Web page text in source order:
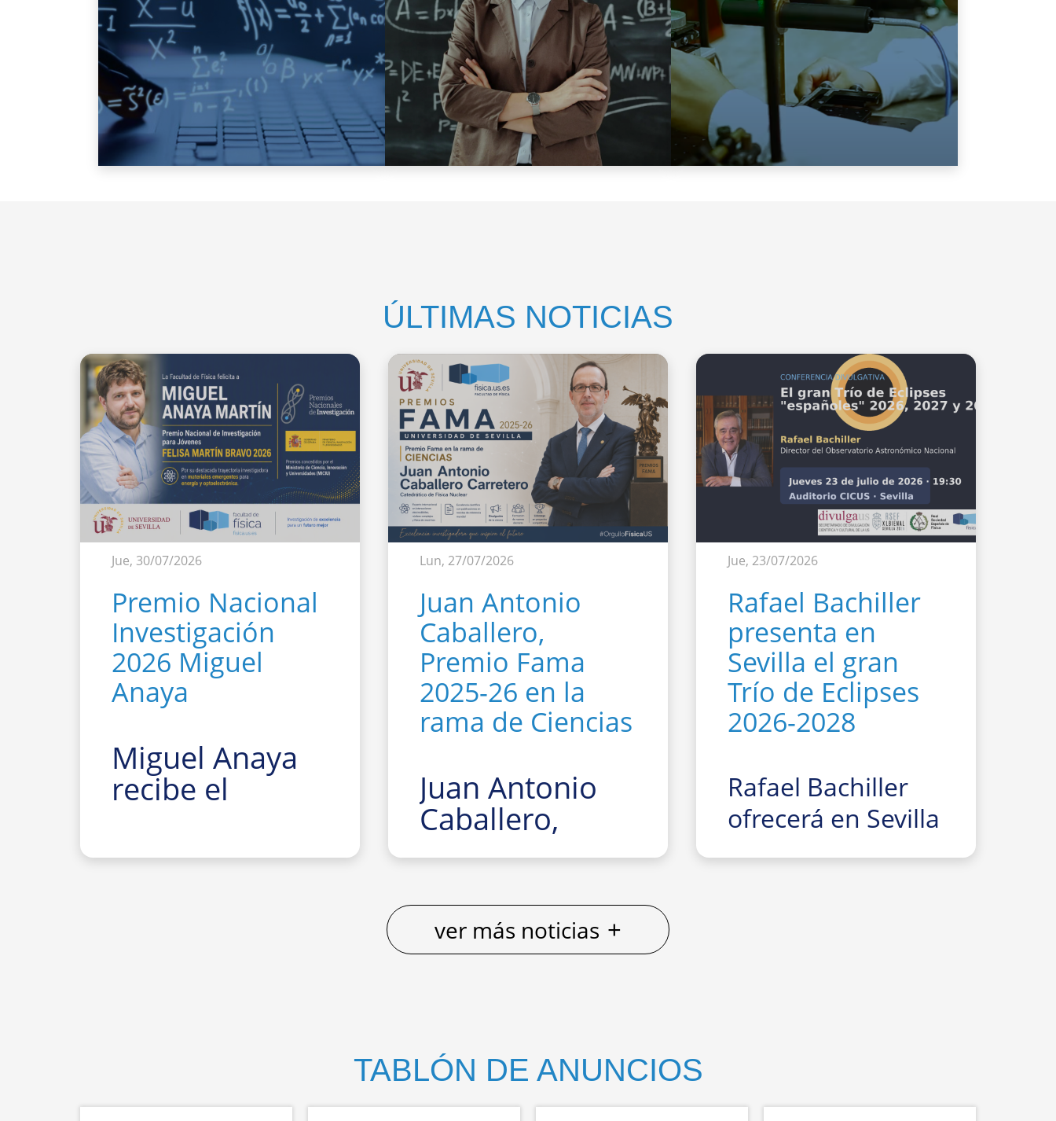
ÚLTIMAS NOTICIAS
Jue, 30/07/2026
Premio Nacional
Investigación
2026 Miguel
Anaya
Miguel Anaya
recibe el
Nacional de
Lun, 27/07/2026
Juan Antonio
Caballero,
Premio Fama
2025-26 en la
rama de Ciencias
Juan Antonio
Caballero,
Premio Fama
rama de
Ciencias
Jue, 23/07/2026
Rafael Bachiller
presenta en
Sevilla el gran
Trío de Eclipses
2026-2028
Rafael Bachiller
ofrecerá en Sevilla
la conferencia
observarlos”
ver más noticias +
TABLÓN DE ANUNCIOS